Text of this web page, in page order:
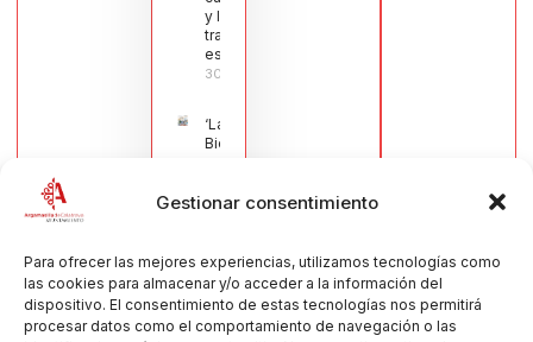
Gestionar consentimiento
Para ofrecer las mejores experiencias, utilizamos tecnologías como
las cookies para almacenar y/o acceder a la información del
dispositivo. El consentimiento de estas tecnologías nos permitirá
procesar datos como el comportamiento de navegación o las
y la navaja
tradicional
española
30/07/2026
‘La
Bienvenida’,
estampa de
de la Virgen
Muñoz
Muñoz,
anuncia las
Fiestas
Patronales